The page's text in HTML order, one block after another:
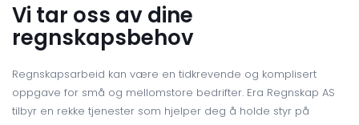
Vi tar oss av dine
regnskapsbehov
Regnskapsarbeid kan være en tidkrevende og komplisert
oppgave for små og mellomstore bedrifter. Era Regnskap AS
tilbyr en rekke tjenester som hjelper deg å holde styr på